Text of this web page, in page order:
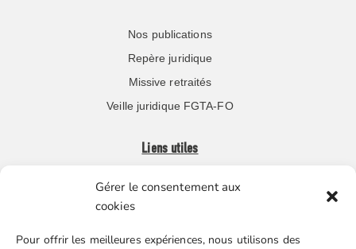
Gérer le consentement aux
cookies
Pour offrir les meilleures expériences, nous utilisons des
Nos publications
Repère juridique
Missive retraités
Veille juridique FGTA-FO
Liens utiles
Boutique en ligne
Nos partenaires